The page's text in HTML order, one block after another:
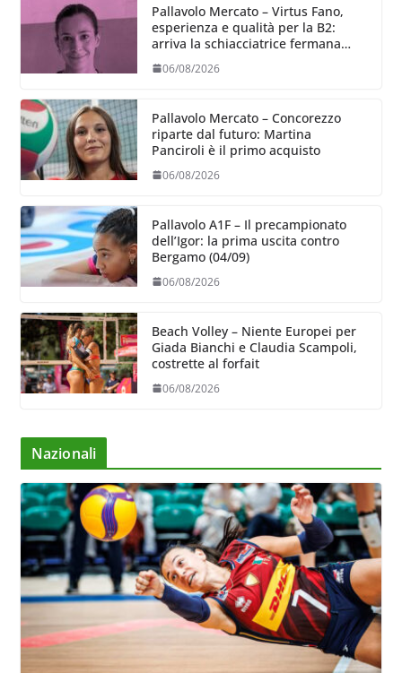
Pallavolo Mercato – Virtus Fano,
esperienza e qualità per la B2:
arriva la schiacciatrice fermana
Alessia Castellucci
06/08/2026
Pallavolo Mercato – Concorezzo
riparte dal futuro: Martina
Panciroli è il primo acquisto
06/08/2026
Pallavolo A1F – Il precampionato
dell’Igor: la prima uscita contro
Bergamo (04/09)
06/08/2026
Beach Volley – Niente Europei per
Giada Bianchi e Claudia Scampoli,
costrette al forfait
06/08/2026
Nazionali